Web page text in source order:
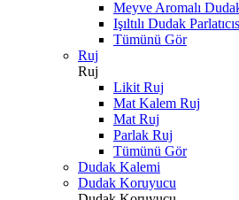
Meyve Aromalı Dudak
Işıltılı Dudak
Tümünü Gör
Ruj
Ruj
Likit Ruj
Mat Kalem Ruj
Mat Ruj
Parlak Ruj
Tümünü Gör
Dudak Kalemi
Dudak Koruyucu